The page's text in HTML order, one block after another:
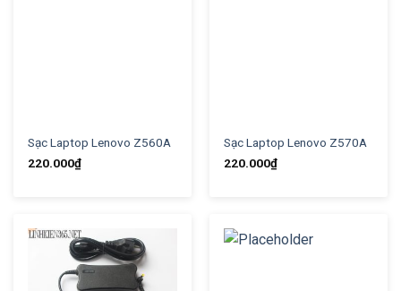
Sạc Laptop Lenovo Z560A
220.000₫
Sạc Laptop Lenovo Z570A
220.000₫